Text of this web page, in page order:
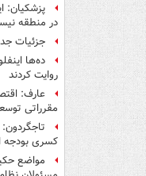
پزشکیان:
در منطقه
جزئیات
ده‌ها
روایت کردند
عارف:
مقرراتی
کسری
مواضع